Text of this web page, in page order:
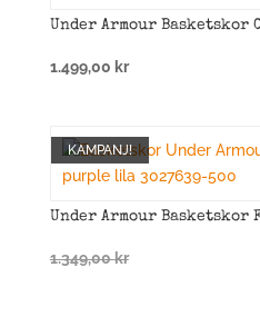
Under Armour
1.499,00 kr
KAMPANJ!
Under Armour Basketskor
1.349,00krDet
Det